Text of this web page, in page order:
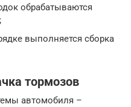
обрабатываются
выполняется сборка
тормозов
автомобиля –